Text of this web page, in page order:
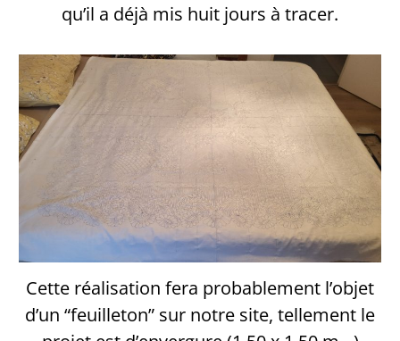
qu’il a déjà mis huit jours à tracer.
Cette réalisation fera probablement l’objet
d’un “feuilleton” sur notre site, tellement le